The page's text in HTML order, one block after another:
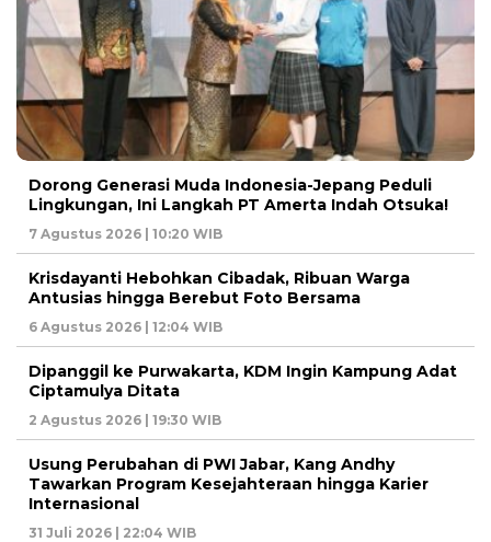
Dorong Generasi Muda Indonesia-Jepang Peduli
Lingkungan, Ini Langkah PT Amerta Indah Otsuka!
7 Agustus 2026 | 10:20 WIB
Krisdayanti Hebohkan Cibadak, Ribuan Warga
Antusias hingga Berebut Foto Bersama
6 Agustus 2026 | 12:04 WIB
Dipanggil ke Purwakarta, KDM Ingin Kampung Adat
Ciptamulya Ditata
2 Agustus 2026 | 19:30 WIB
Usung Perubahan di PWI Jabar, Kang Andhy
Tawarkan Program Kesejahteraan hingga Karier
Internasional
31 Juli 2026 | 22:04 WIB